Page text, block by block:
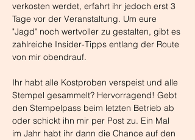
verkosten werdet, erfahrt ihr jedoch erst 3
Tage vor der Veranstaltung. Um eure
"Jagd" noch wertvoller zu gestalten, gibt es
zahlreiche Insider-Tipps entlang der Route
von mir obendrauf.
Ihr habt alle Kostproben verspeist und alle
Stempel gesammelt? Hervorragend! Gebt
den Stempelpass beim letzten Betrieb ab
oder schickt ihn mir per Post zu. Ein Mal
im Jahr habt ihr dann die Chance auf den